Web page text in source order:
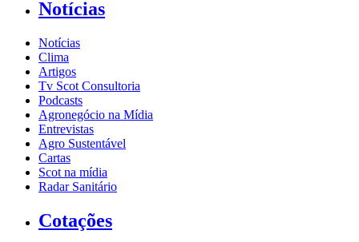
Notícias
Notícias
Clima
Artigos
Tv Scot Consultoria
Podcasts
Agronegócio na Mídia
Entrevistas
Agro Sustentável
Cartas
Scot na mídia
Radar Sanitário
Cotações